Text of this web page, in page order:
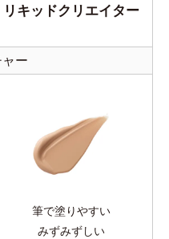
リキッドクリエイター
ー
筆で塗りやすい
みずみずしい